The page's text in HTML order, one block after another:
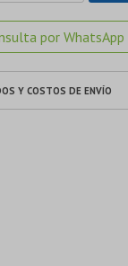
por WhatsApp
Y COSTOS DE ENVÍO